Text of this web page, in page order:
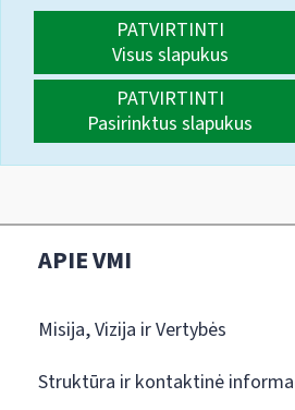
PATVIRTINTI
Visus slapukus
PATVIRTINTI
Pasirinktus slapukus
APIE VMI
Misija, Vizija ir Vertybės
Struktūra ir kontaktinė